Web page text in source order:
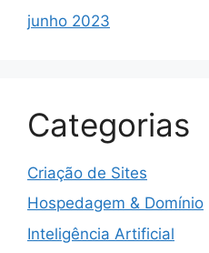
junho 2023
Categorias
Criação de Sites
Hospedagem & Domínio
Inteligência Artificial